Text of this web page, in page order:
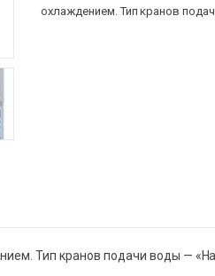
охлаждением. Тип кранов
Тип кранов подачи воды —